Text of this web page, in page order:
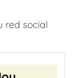
red social